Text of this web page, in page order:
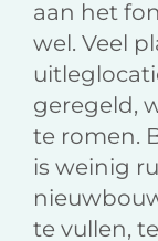
aan het
wel. Veel
geregeld,
te romen.
is weinig
te vullen,